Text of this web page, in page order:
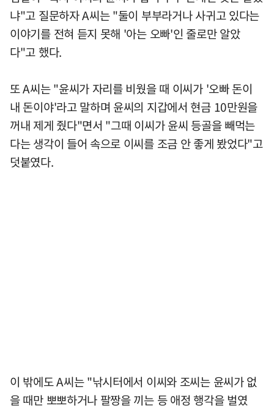
냐"고 질문하자 A씨는 "둘이 부부라거나 사귀고 있다는
이야기를 전혀 듣지 못해 '아는 오빠'인 줄로만 알았
다"고 했다.
또 A씨는 "윤씨가 자리를 비웠을 때 이씨가 '오빠 돈이
내 돈이야'라고 말하며 윤씨의 지갑에서 현금 10만원을
꺼내 제게 줬다"면서 "그때 이씨가 윤씨 등골을 빼먹는
다는 생각이 들어 속으로 이씨를 조금 안 좋게 봤었다"고
덧붙였다.
이 밖에도 A씨는 "낚시터에서 이씨와 조씨는 윤씨가 없
을 때만 뽀뽀하거나 팔짱을 끼는 등 애정 행각을 벌였